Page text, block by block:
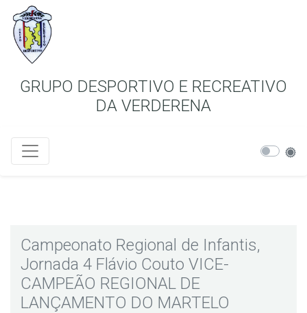
GRUPO DESPORTIVO E RECREATIVO
DA VERDERENA
Campeonato Regional de Infantis,
Jornada 4 Flávio Couto VICE-
CAMPEÃO REGIONAL DE
LANÇAMENTO DO MARTELO